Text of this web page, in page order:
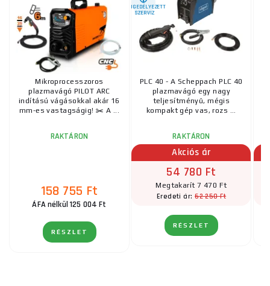
Mikroprocesszoros
plazmavágó PILOT ARC
indítású vágásokkal akár 16
mm-es vastagságig! ✂️ A ...
RAKTÁRON
158 755 Ft
ÁFA nélkül 125 004 Ft
RÉSZLET
ENGEDÉLYEZETT
SZERVIZ
PLC 40 - A Scheppach PLC 40
plazmavágó egy nagy
teljesítményű, mégis
kompakt gép vas, rozs ...
RAKTÁRON
Akciós ár
54 780 Ft
Megtakarít 7 470 Ft
Eredeti ár:62 250 Ft
RÉSZLET